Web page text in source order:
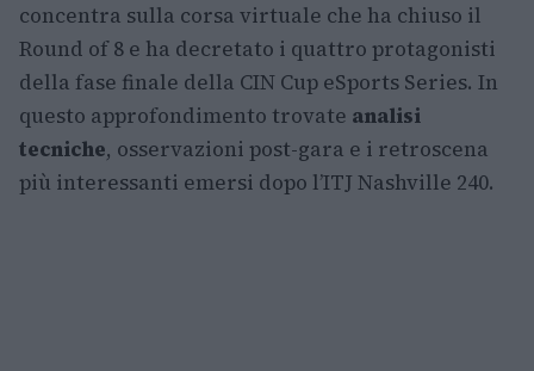
concentra sulla corsa virtuale che ha chiuso il
Round of 8 e ha decretato i quattro protagonisti
della fase finale della CIN Cup eSports Series. In
questo approfondimento trovate analisi
tecniche, osservazioni post-gara e i retroscena
più interessanti emersi dopo l’ITJ Nashville 240.